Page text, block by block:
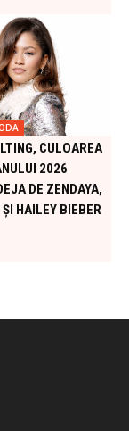
CULOAREA
2026
DE ZENDAYA,
ȘI HAILEY BIEBER